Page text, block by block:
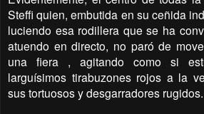
Steffi quien, embutida en su ceñida
luciendo esa rodillera que se ha
atuendo en directo, no paró de
una fiera , agitando como si
larguísimos tirabuzones rojos a la
sus tortuosos y desgarradores rugidos.